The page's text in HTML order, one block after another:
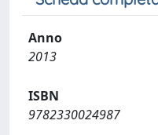
Anno
2013
ISBN
9782330024987